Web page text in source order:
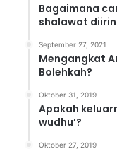
Bagaimana
shalawat
September 27, 2021
Mengangkat
Bolehkah?
Oktober 31, 2019
Apakah
wudhu’?
Oktober 27, 2019